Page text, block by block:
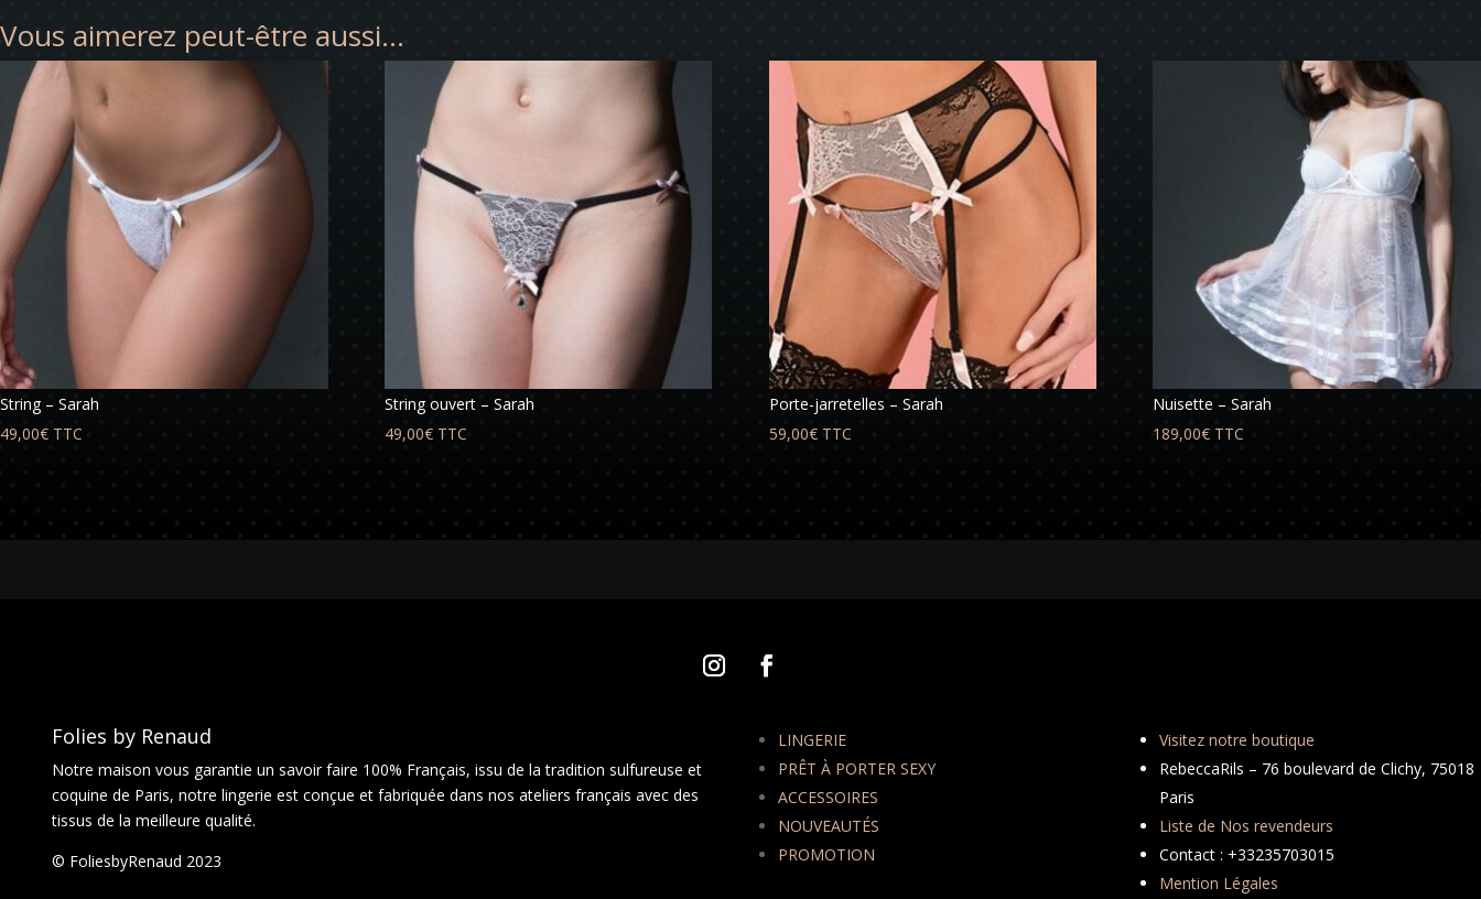
Vous aimerez peut-être aussi…
String – Sarah
49,00€ TTC
String ouvert – Sarah
49,00€ TTC
Porte-jarretelles – Sarah
59,00€ TTC
Nuisette – Sarah
189,00€ TTC
Folies by Renaud
Notre maison vous garantie un savoir faire 100% Français, issu de la tradition sulfureuse et
coquine de Paris, notre lingerie est conçue et fabriquée dans nos ateliers français avec des
tissus de la meilleure qualité.
© FoliesbyRenaud 2023
LINGERIE
PRÊT À PORTER SEXY
ACCESSOIRES
NOUVEAUTÉS
PROMOTION
Visitez notre boutique
RebeccaRils – 76 boulevard de Clichy, 75018
Paris
Liste de Nos revendeurs
Contact : +33235703015
Mention Légales